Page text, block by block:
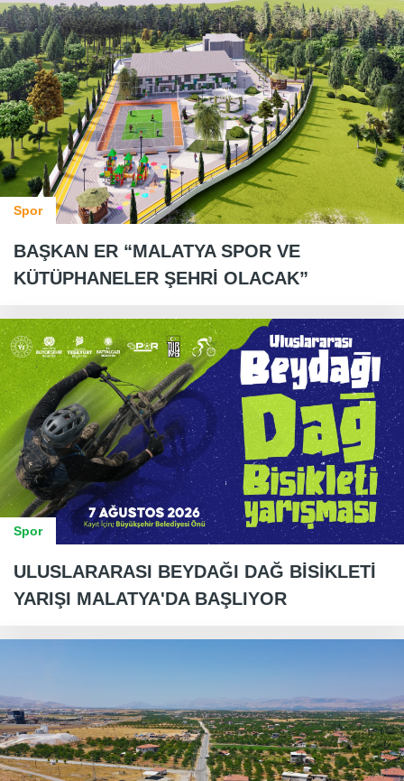
Spor
BAŞKAN ER “MALATYA SPOR VE
KÜTÜPHANELER ŞEHRİ OLACAK”
Spor
ULUSLARARASI BEYDAĞI DAĞ BİSİKLETİ
YARIŞI MALATYA'DA BAŞLIYOR